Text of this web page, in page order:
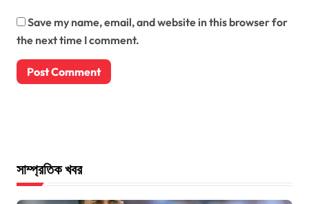
Save my name, email, and website in this browser for
the next time I comment.
সাম্প্রতিক খবর